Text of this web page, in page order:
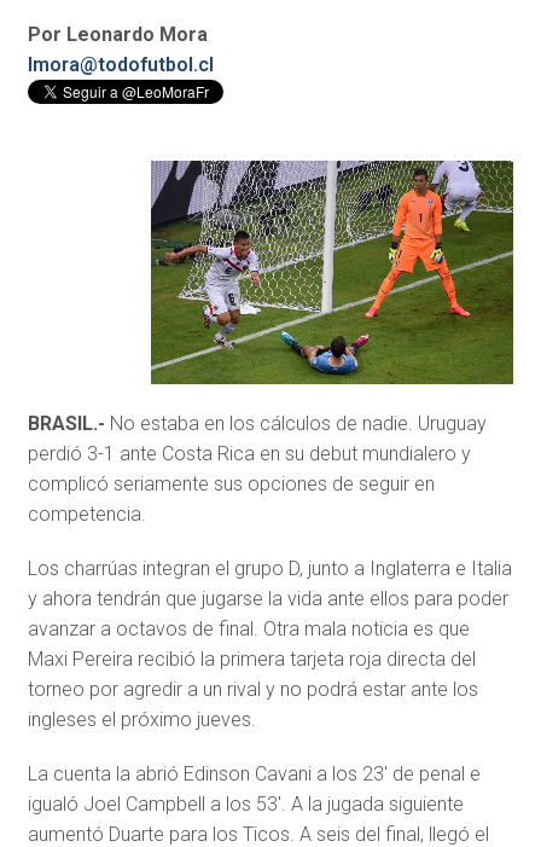
Por Leonardo Mora
lmora@todofutbol.cl
BRASIL.- No estaba en los cálculos de nadie. Uruguay
perdió 3-1 ante Costa Rica en su debut mundialero y
complicó seriamente sus opciones de seguir en
competencia.
Los charrúas integran el grupo D, junto a Inglaterra e Italia
y ahora tendrán que jugarse la vida ante ellos para poder
avanzar a octavos de final. Otra mala noticia es que
Maxi Pereira recibió la primera tarjeta roja directa del
torneo por agredir a un rival y no podrá estar ante los
ingleses el próximo jueves.
La cuenta la abrió Edinson Cavani a los 23′ de penal e
igualó Joel Campbell a los 53′. A la jugada siguiente
aumentó Duarte para los Ticos. A seis del final, llegó el